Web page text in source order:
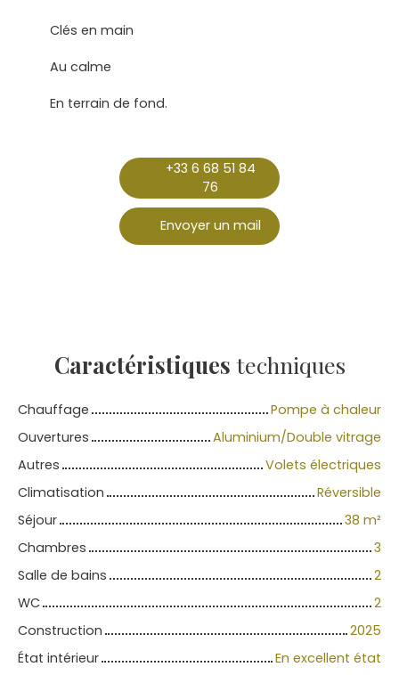
Clés en main
Au calme
En terrain de fond.
+33 6 68 51 84
76
Envoyer un mail
Caractéristiques techniques
Chauffage
Pompe à chaleur
Ouvertures
Aluminium/Double vitrage
Autres
Volets électriques
Climatisation
Réversible
Séjour
38 m²
Chambres
3
Salle de bains
2
WC
2
Construction
2025
État intérieur
En excellent état